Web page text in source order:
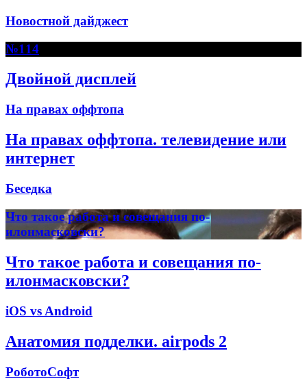
Новостной дайджест
№114
Двойной дисплей
На правах оффтопа
На правах оффтопа. телевидение или
интернет
Беседка
Что такое работа и совещания по-
илонмасковски?
Что такое работа и совещания по-
илонмасковски?
iOS vs Android
Анатомия подделки. airpods 2
РоботоСофт